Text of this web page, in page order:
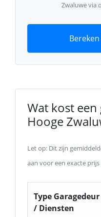
Zwaluwe via
Wat kost
Hooge
Let op: Dit zijn
aan voor een exacte
Type Garagedeur
/ Diensten